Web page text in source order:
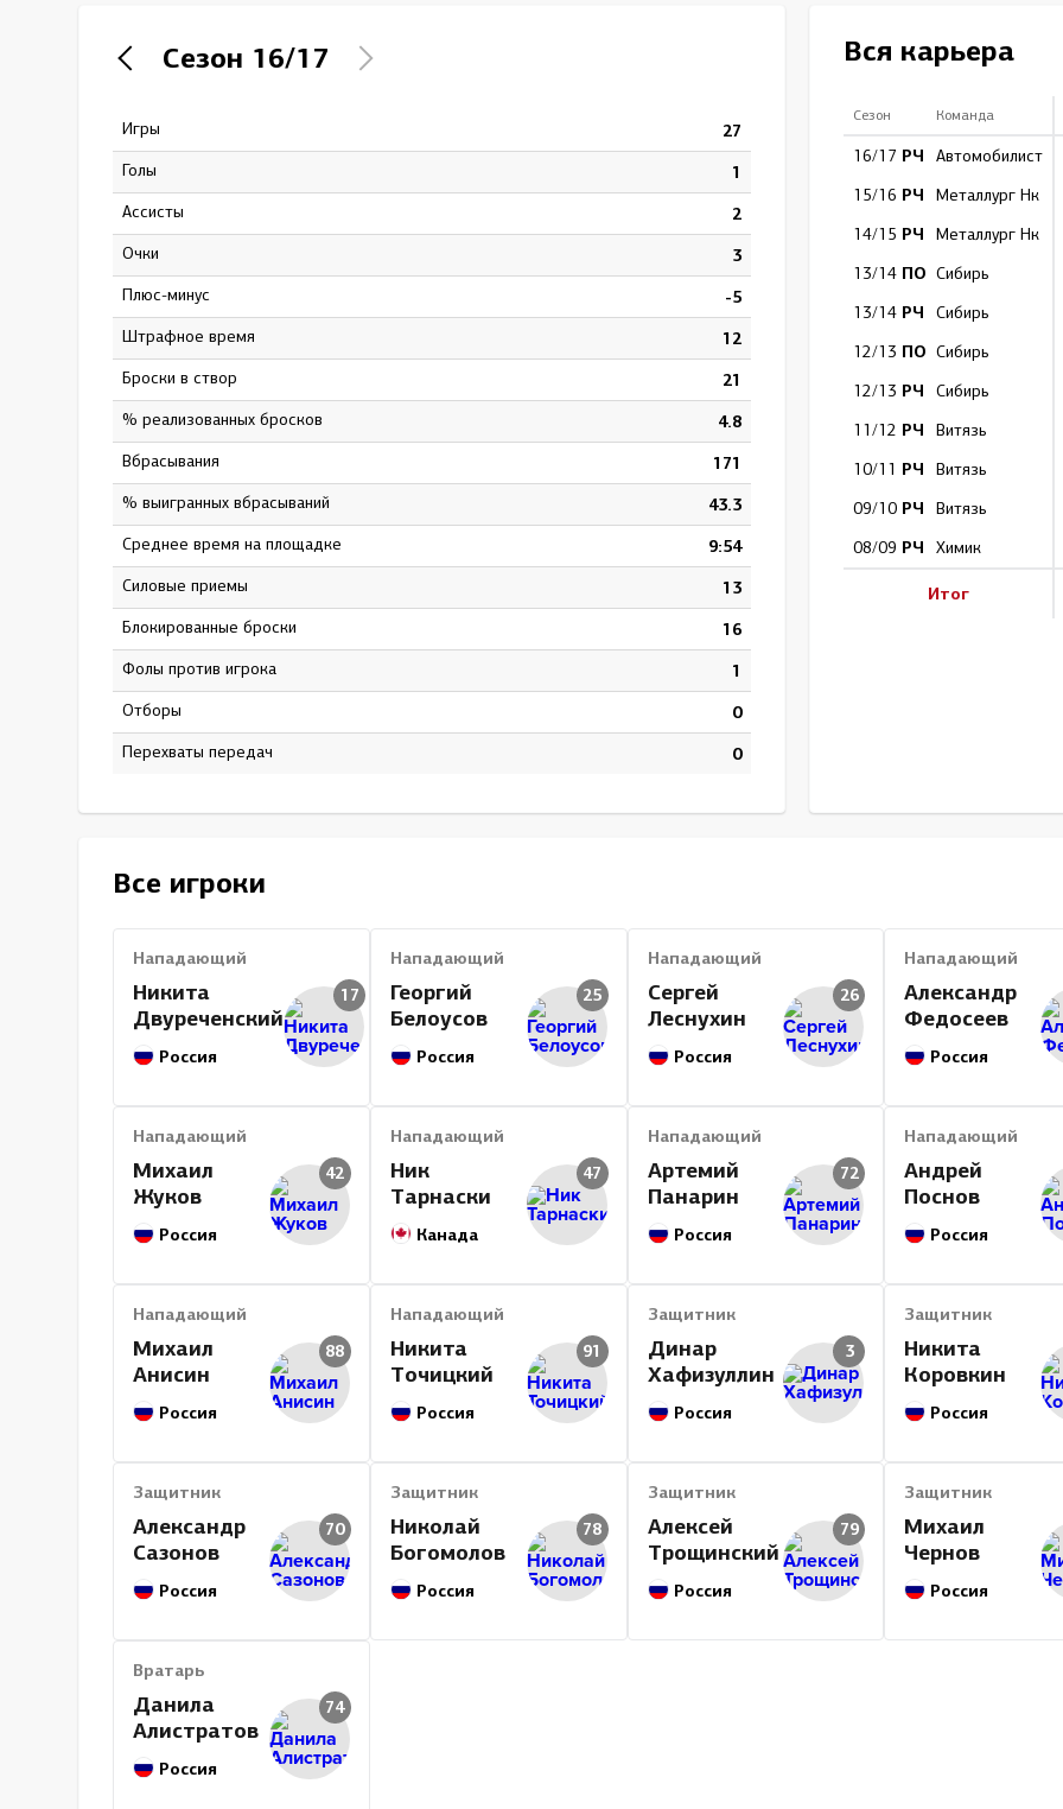
Северсталь
Сезон 16/17
Игры 27
Голы 1
Ассисты 2
Очки 3
Плюс-минус -5
штрафное время 12
Броски в створ 21
% реализованных бросков 4.8
Вбрасывания 171
% выигранных вбрасываний 43.3
Среднее время на площадке 9:54
Силовые приемы 13
Блокированные броски 16
Фолы против игрока 1
Отборы 0
Перехваты передач 0
Вся карьера
Сезон Команда
16/17 РЧ
Автомобилист
15/16 РЧ
Металлург Нк
14/15 РЧ
Металлург Нк
13/14 ПО Сибирь
13/14 РЧ
Сибирь
12/13 ПО Сибирь
12/13 РЧ
Сибирь
11/12 РЧ
Витязь
10/11 РЧ
Витязь
09/10 РЧ
Витязь
08/09 РЧ Химик
Итог
Все игроки
Нападающий
Никита
Двуреченский
Россия
17
Нападающий
Георгий
Белоусов
Россия
25
Нападающий
Сергей
Леснухин
Россия
26
Нападающий
Александр
Федосеев
Россия
Нападающий
Михаил
Жуков
Россия
42
Нападающий
Ник
Тарнаски
Канада
47
Нападающий
Артемий
Панарин
Россия
72
Нападающий
Андрей
Поснов
Россия
Нападающий
Михаил
Анисин
Россия
88
Нападающий
Никита
Точицкий
Россия
91
Защитник
Динар
Хафизуллин
Россия
3
Защитник
Никита
Коровкин
Россия
Защитник
Александр
Сазонов
Россия
70
Защитник
Николай
Богомолов
Россия
78
Защитник
Алексей
Трощинский
Россия
79
Защитник
Михаил
Чернов
Россия
Вратарь
Данила
Алистратов
Россия
74